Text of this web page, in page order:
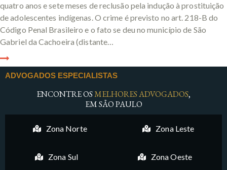
quatro anos e sete meses de reclusão pela indução à prostituição
de adolescentes indígenas. O crime é previsto no art. 218-B do
Código Penal Brasileiro e o fato se deu no município de São
Gabriel da Cachoeira (distante…
ADVOGADOS ESPECIALISTAS
ENCONTRE OSMELHORES ADVOGADOS,
EM SÃO PAULO
Zona Norte Zona Leste
Zona Sul Zona Oeste